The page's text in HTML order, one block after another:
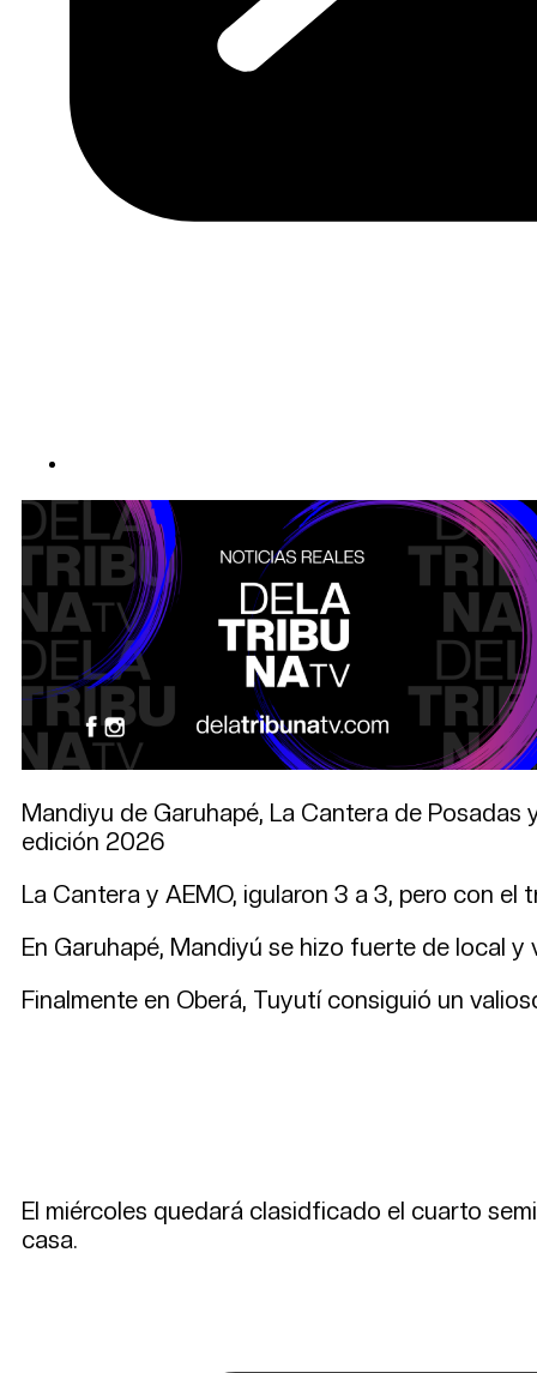
Mandiyu de Garuhapé, La Cantera de
edición 2026
La Cantera y AEMO, igularon 3 a 3, pero con
En Garuhapé, Mandiyú se hizo fuerte de local
Finalmente en Oberá, Tuyutí consiguió un
El miércoles quedará clasidficado el cuarto
casa.